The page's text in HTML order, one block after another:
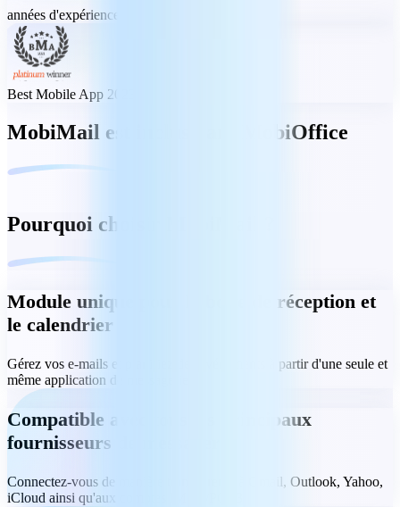
années d'expérience
Best Mobile App 2023
MobiMail est inclus dans MobiOffice
Pourquoi choisir MobiMail ?
Module unique pour la boîte de réception et
le calendrier
Gérez vos e-mails et planifiez des événements à partir d'une seule et
même application de messagerie.
Compatible avec tous les principaux
fournisseurs de messagerie
Connectez-vous de manière transparente à Gmail, Outlook, Yahoo,
iCloud ainsi qu'aux comptes IMAP/POP3.